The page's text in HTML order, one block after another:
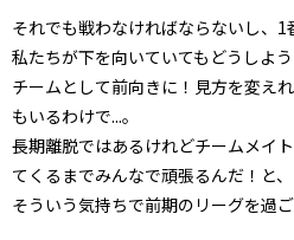
それでも戦わなければならないし、1
私たちが下を向いていてもどうしよう
チームとして前向きに！見方を変え
もいるわけで...。
長期離脱ではあるけれどチームメイ
てくるまでみんなで頑張るんだ！と、
そういう気持ちで前期のリーグを過ご